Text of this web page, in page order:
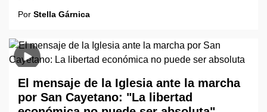
Por Stella Gárnica
El mensaje de la Iglesia ante la marcha
por San Cayetano: "La libertad